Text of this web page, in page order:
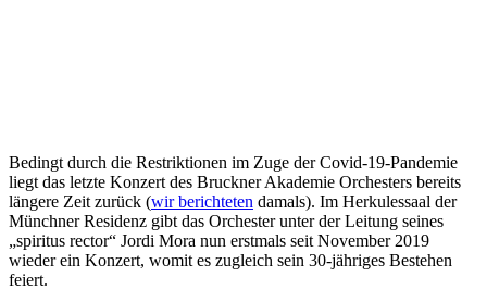
Bedingt durch die Restriktionen im Zuge der Covid-19-Pandemie
liegt das letzte Konzert des Bruckner Akademie Orchesters bereits
längere Zeit zurück (wir berichteten damals). Im Herkulessaal der
Münchner Residenz gibt das Orchester unter der Leitung seines
„spiritus rector“ Jordi Mora nun erstmals seit November 2019
wieder ein Konzert, womit es zugleich sein 30-jähriges Bestehen
feiert.